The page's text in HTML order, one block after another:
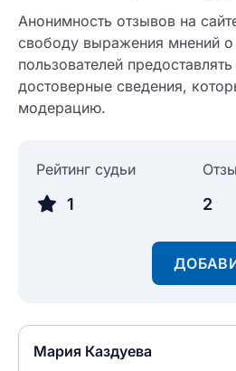
Анонимность отзывов на
свободу выражения мнений
пользователей
достоверные сведения,
модерацию.
Рейтинг судьи
1 2
Мария Каздуева
Введите свое имя